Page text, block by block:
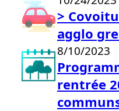
>
agglo
8/10/2023
rentrée